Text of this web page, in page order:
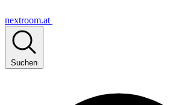
nextroom.at
Suchen